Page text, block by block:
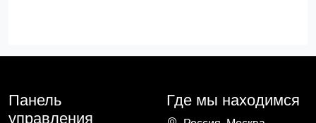
Панель
управления
Где мы находимся